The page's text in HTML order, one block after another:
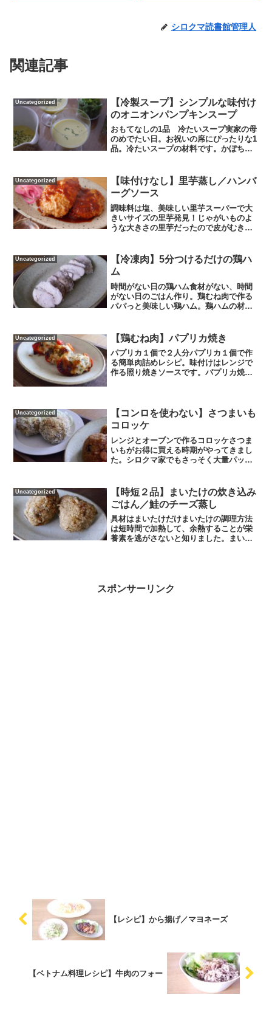
シロクマ読書館管理人
関連記事
Uncategorized
【冷製スープ】シンプルな味付け
のオニオンパンプキンスープ
おもてなしの1品 冷たいスープ実家の母
のめでたい日。お祝いの席にぴったりな1
品。冷たいスープの材料です。かぼちゃ
１口サイズにカットして塩を振って蒸篭
で20分蒸し焼き...
Uncategorized
【味付けなし】里芋蒸し／ハンバ
ーグソース
調味料は塩、美味しい里芋スーパーで大
きいサイズの里芋発見！じゃがいものよ
うな大きさの里芋だったので皮がむきや
篭で20分蒸して塩をかけて完成。シロク
マ夫ぱくり、おいしいね...
Uncategorized
【冷凍肉】5分つけるだけの鶏ハ
ム
時間がない日の鶏ハム食材がない、時間
がない日のごはん作り。鶏むね肉で作る
パパっと美味しい鶏ハム。鶏ハムの材料
レンジで半解凍させます。ボールにこし
ょう少々、塩大さじ1...
Uncategorized 【鶏むね肉】パプリカ焼き
パプリカ１個で２人分パプリカ１個で作
る簡単肉詰めレシピ。味付けはレンジで
作る照り焼きソースです。パプリカ焼き
さじ２、砂糖大さじ...
Uncategorized
【コンロを使わない】さつまいも
コロッケ
レンジとオーブンで作るコロッケさつま
いもがお得に買える時期がやってきまし
た。シロクマ家でもさっそく大量パック
つまいも大１個〇豚ヒレ肉200ｇ〇パン粉
作り方①豚肉をフード...
Uncategorized
【時短２品】まいたけの炊き込み
ごはん／鮭のチーズ蒸し
具材はまいたけだけまいたけの調理方法
は短時間で加熱して、余熱することが栄
養素を逃がさないと知りました。まいた
スポンサーリンク
【レシピ】から揚げ／マヨネーズ
【ベトナム料理レシピ】牛肉のフォー